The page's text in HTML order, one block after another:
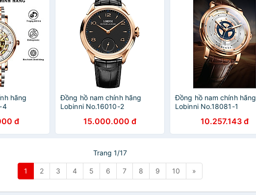
hãng
4
đ
Đồng hồ nam chính hãng
Lobinni No.16010-2
15.000.000 đ
Đồng hồ nam chính hãng
Lobinni No.18081-1
10.257.143 đ
Trang 1/17
1 2 3 4 5 6 7 8 9 10 »